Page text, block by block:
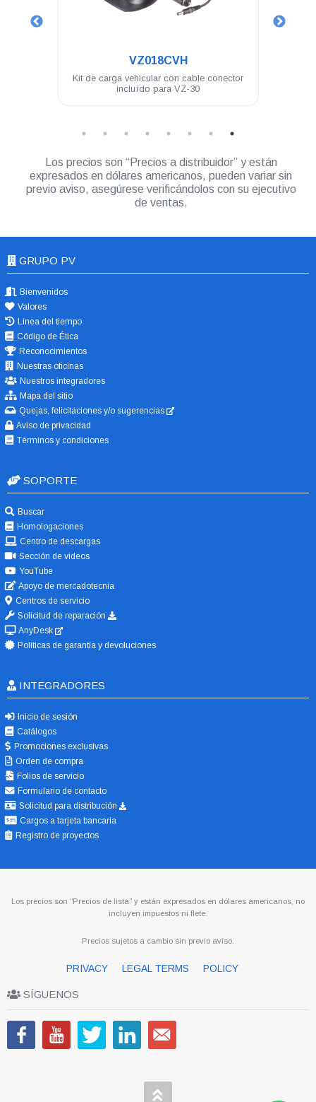
de carga vehicular con cable conector
incluído para VZ-30
Radio portátil análogo
Los precios son “Precios a distribuidor” y están
expresados en dólares americanos, pueden variar sin
previo aviso, asegúrese verificándolos con su ejecutivo
de ventas.
GRUPO PV
Bienvenidos
Valores
Línea del tiempo
Código de Ética
Reconocimientos
Nuestras oficinas
Nuestros integradores
Mapa del sitio
Quejas, felicitaciones y/o sugerencias
Aviso de privacidad
Términos y condiciones
SOPORTE
Buscar
Homologaciones
Centro de descargas
Sección de videos
YouTube
Apoyo de mercadotecnia
Centros de servicio
Solicitud de reparación
AnyDesk
Políticas de garantía y devoluciones
INTEGRADORES
Inicio de sesión
Catálogos
Promociones exclusivas
Orden de compra
Folios de servicio
Formulario de contacto
Solicitud para distribución
Cargos a tarjeta bancaria
Registro de proyectos
Los precios son “Precios de lista” y están expresados en dólares americanos, no
incluyen impuestos ni flete.
Precios sujetos a cambio sin previo aviso.
PRIVACY LEGAL TERMS POLICY
SÍGUENOS